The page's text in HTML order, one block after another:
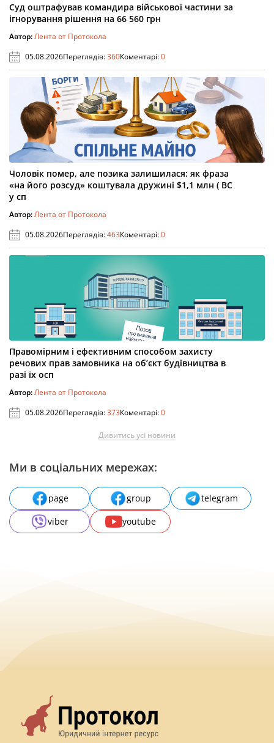
Суд оштрафував командира військової частини за
ігнорування рішення на 66 560 грн
Автор:Лента от Протокола
05.08.2026Переглядів:360Коментарі:0
Чоловік помер, але позика залишилася: як фраза
«на його розсуд» коштувала дружині $1,1 млн ( ВС
у сп
Автор:Лента от Протокола
05.08.2026Переглядів:463Коментарі:0
Правомірним і ефективним способом захисту
речових прав замовника на об’єкт будівництва в
разі їх осп
Автор:Лента от Протокола
05.08.2026Переглядів:373Коментарі:0
Дивитись усі новини
Ми в соціальних мережах:
page group
telegram
viber
youtube